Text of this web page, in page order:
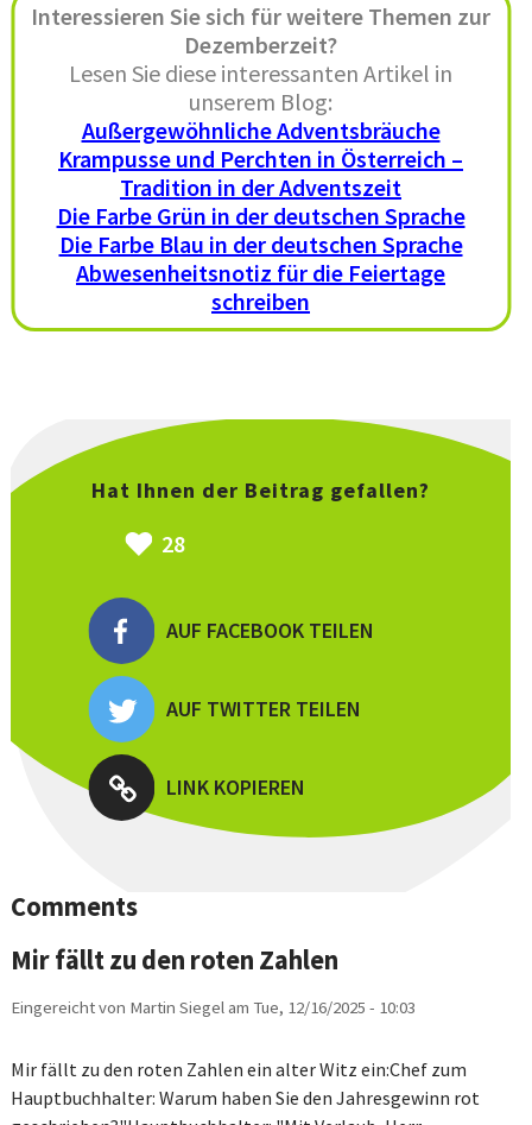
Interessieren Sie sich für weitere Themen zur
Dezemberzeit?
Lesen Sie diese interessanten Artikel in
unserem Blog:
Außergewöhnliche Adventsbräuche
Krampusse und Perchten in Österreich –
Tradition in der Adventszeit
Die Farbe Grün in der deutschen Sprache
Die Farbe Blau in der deutschen Sprache
Abwesenheitsnotiz für die Feiertage
schreiben
Hat Ihnen der Beitrag gefallen?
28
AUF FACEBOOK TEILEN
AUF TWITTER TEILEN
LINK KOPIEREN
Comments
Mir fällt zu den roten Zahlen
Eingereicht von Martin Siegelam Tue, 12/16/2025 - 10:03
Mir fällt zu den roten Zahlen ein alter Witz ein:Chef zum
Hauptbuchhalter: Warum haben Sie den Jahresgewinn rot